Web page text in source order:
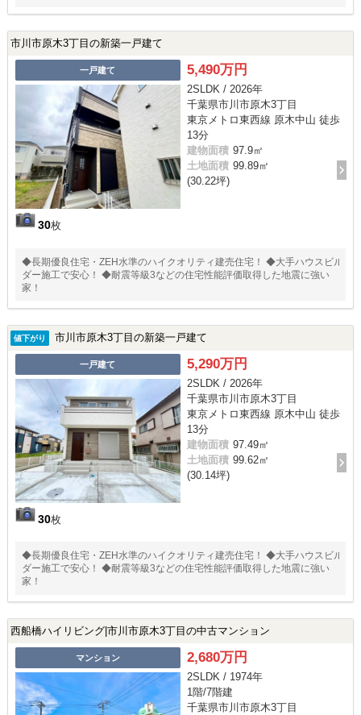
市川市原木3丁目の新築一戸建て
一戸建て
30枚
5,490万円
2SLDK / 2026年
千葉県市川市原木3丁目
東京メトロ東西線 原木中山 徒歩
13分
建物面積 97.9㎡
土地面積 99.89㎡
(30.22坪)
◆長期優良住宅・ZEH水準のハイクオリティ建売住宅！ ◆大手ハウスビル
ダー施工で安心！ ◆耐震等級3などの住宅性能評価取得した地震に強い
家！
値下がり 市川市原木3丁目の新築一戸建て
一戸建て
30枚
5,290万円
2SLDK / 2026年
千葉県市川市原木3丁目
東京メトロ東西線 原木中山 徒歩
13分
建物面積 97.49㎡
土地面積 99.62㎡
(30.14坪)
◆長期優良住宅・ZEH水準のハイクオリティ建売住宅！ ◆大手ハウスビル
ダー施工で安心！ ◆耐震等級3などの住宅性能評価取得した地震に強い
家！
西船橋ハイリビング|市川市原木3丁目の中古マンション
マンション 2,680万円
2SLDK / 1974年
1階/7階建
千葉県市川市原木3丁目